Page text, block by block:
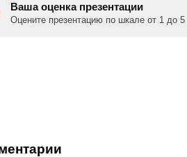
Ваша оценка презентации
Оцените презентацию по шкале от 1 до